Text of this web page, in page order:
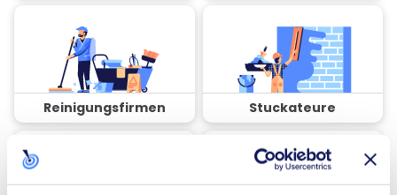
Reinigungsfirmen Stuckateure